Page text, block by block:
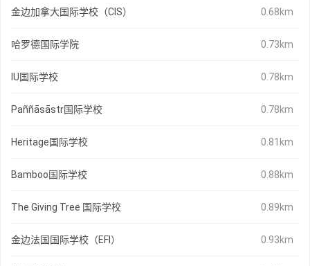
金边加拿大国际学校（CIS） 0.68km
哈罗德国际学院 0.73km
IU国际学校 0.78km
Paññāsāstr国际学校 0.78km
Heritage国际学校 0.81km
Bamboo国际学校 0.88km
The Giving Tree 国际学校 0.89km
金边法国国际学校（EFI） 0.93km